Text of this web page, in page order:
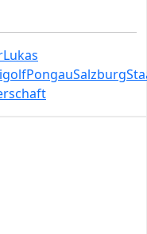
Lukas
PongauSalzburg